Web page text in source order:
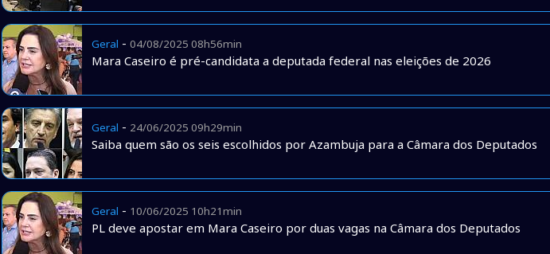
Geral - 04/08/2025 08h56min
Mara Caseiro é pré-candidata a deputada federal nas eleições de 2026
Geral - 24/06/2025 09h29min
Saiba quem são os seis escolhidos por Azambuja para a Câmara dos Deputados
Geral - 10/06/2025 10h21min
PL deve apostar em Mara Caseiro por duas vagas na Câmara dos Deputados